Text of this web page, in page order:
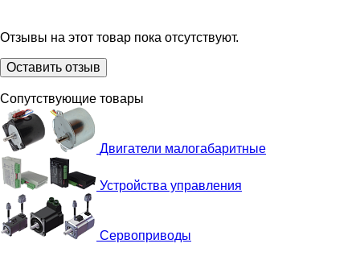
Отзывы на этот товар пока отсутствуют.
Оставить отзыв
Сопутствующие товары
Двигатели малогабаритные
Устройства управления
Сервоприводы